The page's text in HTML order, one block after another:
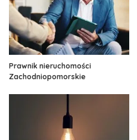
Prawnik nieruchomości
Zachodniopomorskie